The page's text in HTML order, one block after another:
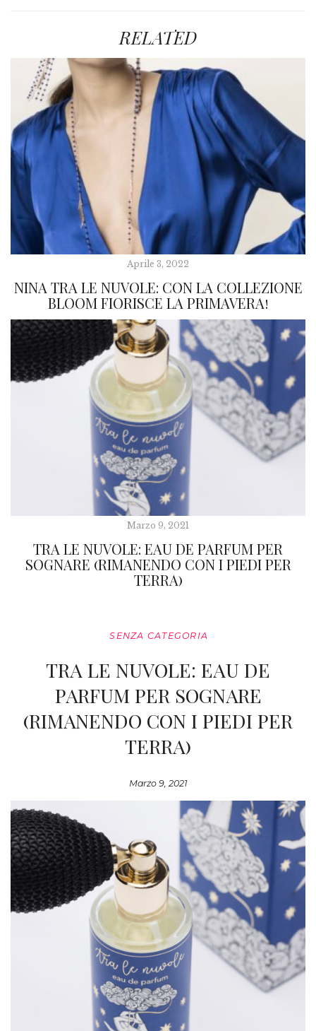
RELATED
Aprile 3, 2022
NINA TRA LE NUVOLE: CON LA COLLEZIONE
BLOOM FIORISCE LA PRIMAVERA!
Marzo 9, 2021
TRA LE NUVOLE: EAU DE PARFUM PER
SOGNARE (RIMANENDO CON I PIEDI PER
TERRA)
SENZA CATEGORIA
TRA LE NUVOLE: EAU DE
PARFUM PER SOGNARE
(RIMANENDO CON I PIEDI PER
TERRA)
Marzo 9, 2021